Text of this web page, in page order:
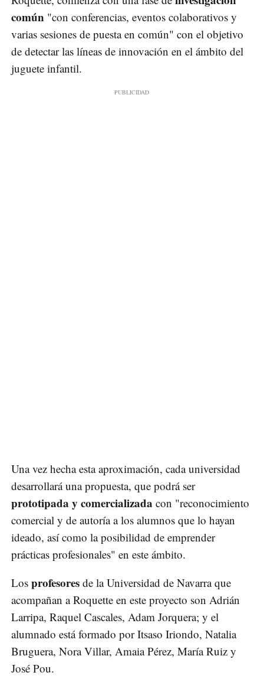
común "con conferencias, eventos colaborativos y
varias sesiones de puesta en común" con el objetivo
de detectar las líneas de innovación en el ámbito del
juguete infantil.
Una vez hecha esta aproximación, cada universidad
desarrollará una propuesta, que podrá ser
prototipada y comercializada con "reconocimiento
comercial y de autoría a los alumnos que lo hayan
ideado, así como la posibilidad de emprender
prácticas profesionales" en este ámbito.
Los profesores de la Universidad de Navarra que
acompañan a Roquette en este proyecto son Adrián
Larripa, Raquel Cascales, Adam Jorquera; y el
alumnado está formado por Itsaso Iriondo, Natalia
Bruguera, Nora Villar, Amaia Pérez, María Ruiz y
José Pou.